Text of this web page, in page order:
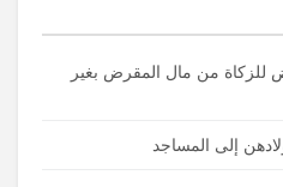
للزكاة من مال المقرض بغير
إلى المساجد